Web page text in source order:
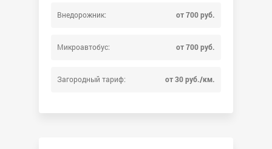
Внедорожник: от 700 руб.
Микроавтобус: от 700 руб.
Загородный тариф: от 30 руб./км.